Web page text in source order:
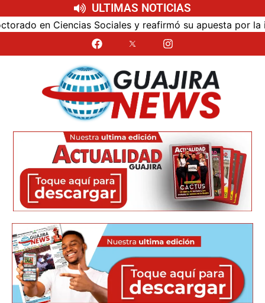
ULTIMAS NOTICIAS
y reafirmó su apuesta por la investigación con